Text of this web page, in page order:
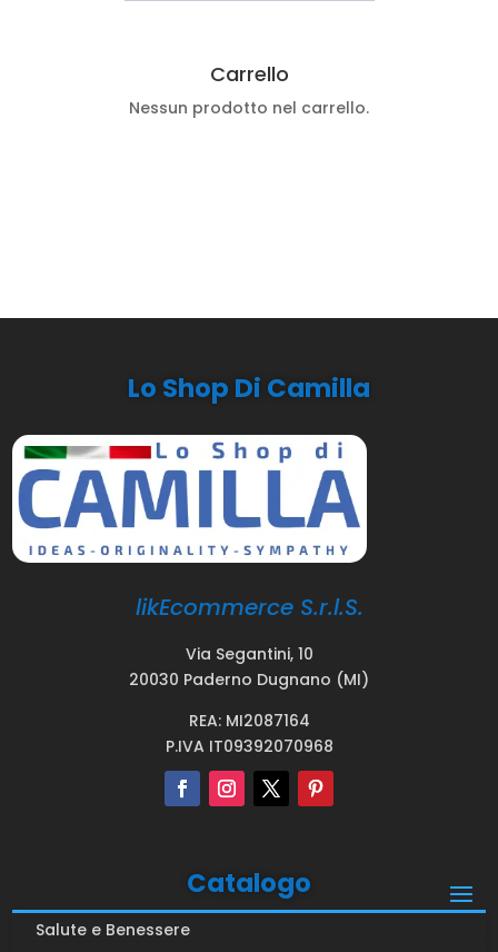
Carrello
Nessun prodotto nel carrello.
Lo Shop Di Camilla
likEcommerce S.r.l.S.
Via Segantini, 10
20030 Paderno Dugnano (MI)
REA: MI2087164
P.IVA IT09392070968
Catalogo
Salute e Benessere